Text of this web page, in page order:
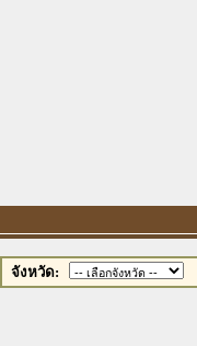
จังหวัด: